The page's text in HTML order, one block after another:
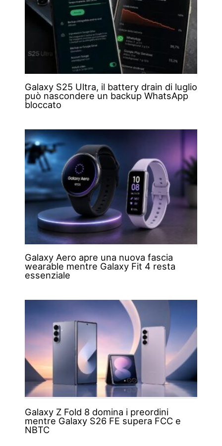
Galaxy S25 Ultra, il battery drain di luglio
può nascondere un backup WhatsApp
bloccato
Galaxy Aero apre una nuova fascia
wearable mentre Galaxy Fit 4 resta
essenziale
Galaxy Z Fold 8 domina i preordini
mentre Galaxy S26 FE supera FCC e
NBTC